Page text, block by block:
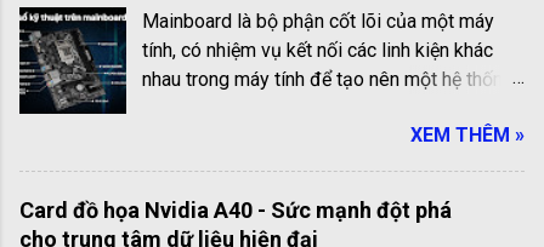
Mainboard là bộ phận cốt lõi của một máy
tính, có nhiệm vụ kết nối các linh kiện khác
nhau trong máy tính để tạo nên một hệ thống
mainboard là những cổng truyền thông giúp
kết nối các linh kiện với nhau. Chúng có vai trò
liệu giữa các linh kiện bên trong máy tính.
XEM THÊM »
Card đồ họa Nvidia A40 - Sức mạnh đột phá
cho trung tâm dữ liệu hiện đại